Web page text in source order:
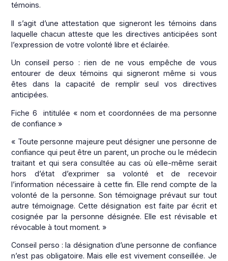
témoins.
Il s’agit d’une attestation que signeront les témoins dans
laquelle chacun atteste que les directives anticipées sont
l’expression de votre volonté libre et éclairée.
Un conseil perso : rien de ne vous empêche de vous
entourer de deux témoins qui signeront même si vous
êtes dans la capacité de remplir seul vos directives
anticipées.
Fiche 6 intitulée « nom et coordonnées de ma personne
de confiance »
« Toute personne majeure peut désigner une personne de
confiance qui peut être un parent, un proche ou le médecin
traitant et qui sera consultée au cas où elle-même serait
hors d’état d’exprimer sa volonté et de recevoir
l’information nécessaire à cette fin. Elle rend compte de la
volonté de la personne. Son témoignage prévaut sur tout
autre témoignage. Cette désignation est faite par écrit et
cosignée par la personne désignée. Elle est révisable et
révocable à tout moment. »
Conseil perso : la désignation d’une personne de confiance
n’est pas obligatoire. Mais elle est vivement conseillée. Je